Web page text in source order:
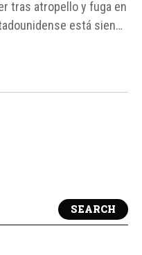
tras atropello y fuga en
está siendo
del Santuario San
SEARCH